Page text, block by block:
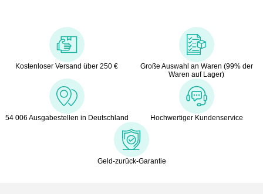
Kostenloser Versand über 250 €
Große Auswahl an Waren (99% der
Waren auf Lager)
54 006 Ausgabestellen in Deutschland Hochwertiger Kundenservice
Geld-zurück-Garantie